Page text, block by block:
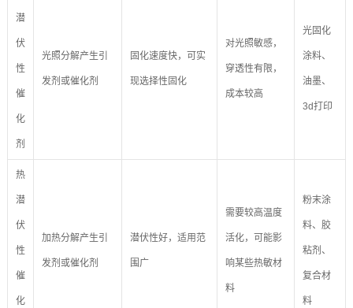
潜
伏
性
催
化
剂
光照分解产生引
发剂或催化剂
固化速度快，可实
现选择性固化
对光照敏感，
穿透性有限，
成本较高
光固化
涂料、
油墨、
3d打印
热
潜
伏
性
催
化
加热分解产生引
发剂或催化剂
潜伏性好，适用范
围广
需要较高温度
活化，可能影
响某些热敏材
料
粉末涂
料、胶
粘剂、
复合材
料